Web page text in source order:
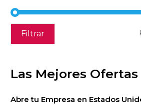
Filtrar
Las Mejores Ofertas
Abre tu Empresa en Estados